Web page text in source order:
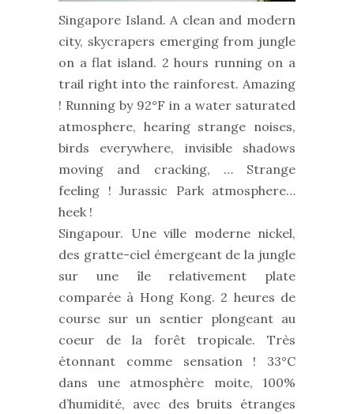
Singapore Island. A clean and modern
city, skycrapers emerging from jungle
on a flat island. 2 hours running on a
trail right into the rainforest. Amazing
! Running by 92°F in a water saturated
atmosphere, hearing strange noises,
birds everywhere, invisible shadows
moving and cracking, … Strange
feeling ! Jurassic Park atmosphere…
heek !
Singapour. Une ville moderne nickel,
des gratte-ciel émergeant de la jungle
sur une île relativement plate
comparée à Hong Kong. 2 heures de
course sur un sentier plongeant au
coeur de la forêt tropicale. Très
étonnant comme sensation ! 33°C
dans une atmosphère moite, 100%
d’humidité, avec des bruits étranges